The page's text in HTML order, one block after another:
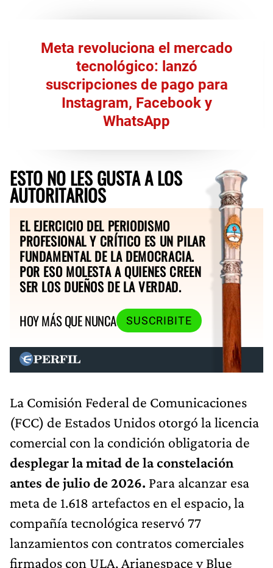
Meta revoluciona el mercado
tecnológico: lanzó
suscripciones de pago para
Instagram, Facebook y
WhatsApp
ESTO NO LES GUSTA A LOS
AUTORITARIOS
EL EJERCICIO DEL PERIODISMO
PROFESIONAL Y CRÍTICO ES UN PILAR
FUNDAMENTAL DE LA DEMOCRACIA.
POR ESO MOLESTA A QUIENES CREEN
SER LOS DUEÑOS DE LA VERDAD.
HOY MÁS QUE NUNCA
SUSCRIBITE
La Comisión Federal de Comunicaciones
(FCC) de Estados Unidos otorgó la licencia
comercial con la condición obligatoria de
desplegar la mitad de la constelación
antes de julio de 2026. Para alcanzar esa
meta de 1.618 artefactos en el espacio, la
compañía tecnológica reservó 77
lanzamientos con contratos comerciales
firmados con ULA, Arianespace y Blue